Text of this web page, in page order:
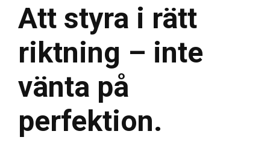
Att styra i rätt
riktning – inte
vänta på
perfektion.